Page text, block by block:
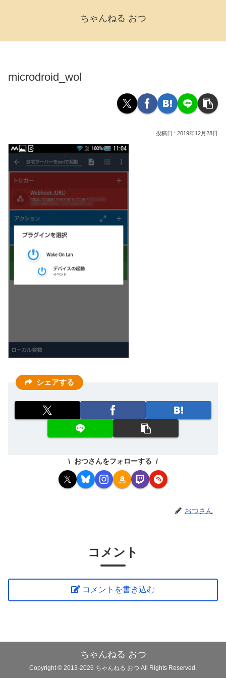
ちゃんねる おつ
microdroid_wol
2019年12月28日
シェアする
おつさんをフォローする
おつさん
コメント
コメントを書き込む
ちゃんねる おつ
Copyright © 2013-2026 ちゃんねる おつ All Rights Reserved.